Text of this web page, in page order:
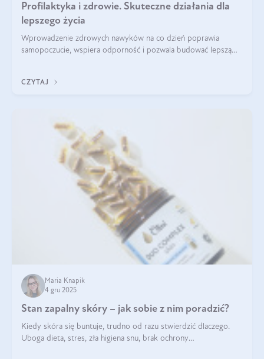
Profilaktyka i zdrowie. Skuteczne działania dla
lepszego życia
Wprowadzenie zdrowych nawyków na co dzień poprawia
samopoczucie, wspiera odporność i pozwala budować lepszą
CZYTAJ
Maria Knapik
4 gru 2025
Stan zapalny skóry – jak sobie z nim poradzić?
Kiedy skóra się buntuje, trudno od razu stwierdzić dlaczego.
Uboga dieta, stres, zła higiena snu, brak ochrony